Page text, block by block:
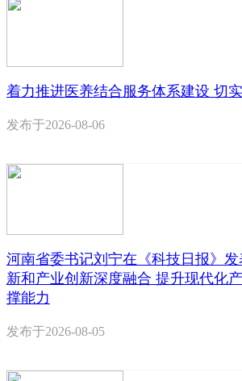
着力推进医养结合服务体系建设 切
发布于2026-08-06
河南省委书记刘宁在《科技日报》
新和产业创新深度融合 提升现代化
撑能力
发布于2026-08-05